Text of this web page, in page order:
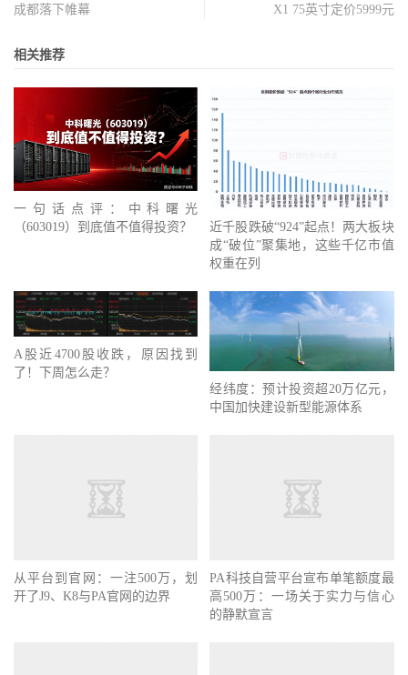
成都落下帷幕
X1 75英寸定价5999元
相关推荐
一句话点评：中科曙光
（603019）到底值不值得投资？
近千股跌破“924”起点！两大板块
成“破位”聚集地，这些千亿市值
权重在列
A股近4700股收跌，原因找到
了！下周怎么走？
经纬度：预计投资超20万亿元，
中国加快建设新型能源体系
从平台到官网：一注500万，划
开了J9、K8与PA官网的边界
PA科技自营平台宣布单笔额度最
高500万：一场关于实力与信心
的静默宣言